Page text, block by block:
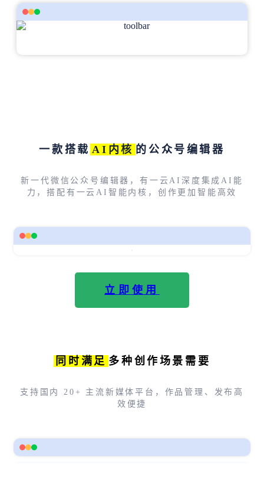
一款搭载 AI内核 的公众号编辑器
新一代微信公众号编辑器，有一云AI深度集成AI能
力，搭配有一云AI智能内核，创作更加智能高效
立即使用
同时满足 多种创作场景需要
支持国内 20+ 主流新媒体平台，作品管理、发布高
效便捷